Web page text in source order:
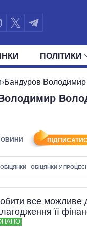
ПОЛIТИКИ
ПРЕЗИДЕНТ І
›Бандуров
ОБІЦЯНКИ У ПРОЦЕСІ
все можливе
її